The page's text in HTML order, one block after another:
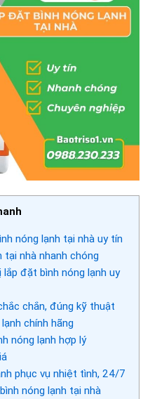
nóng lạnh tại nhà uy tín
tại nhà nhanh chóng
đặt bình nóng lạnh uy
chắn, đúng kỹ thuật
chính hãng
nóng lạnh hợp lý
phục vụ nhiệt tình, 24/7
nóng lạnh tại nhà